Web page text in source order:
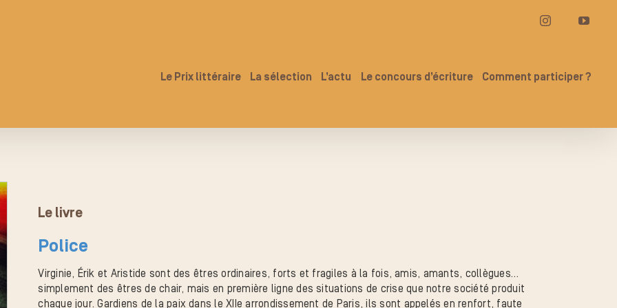
Instagram
Le Prix littéraire La sélection L’actu Le concours d’écriture Comment participer ?
Le livre
Police
Virginie, Érik et Aristide sont des êtres ordinaires, forts et fragiles à la fois, amis, amants, collègues…
simplement des êtres de chair, mais en première ligne des situations de crise que notre société produit
chaque jour. Gardiens de la paix dans le XIIe arrondissement de Paris, ils sont appelés en renfort, faute